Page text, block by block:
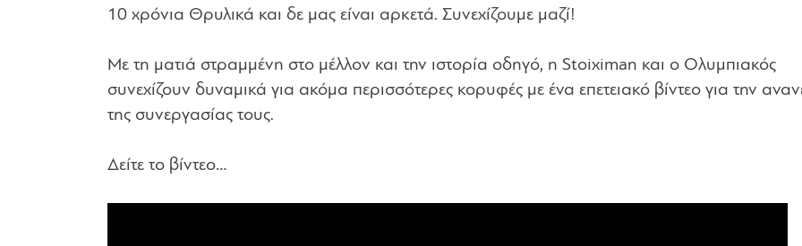
10 χρόνια Θρυλικά και δε μας είναι αρκετά. Συνεχίζουμε μαζί!
Με τη ματιά στραμμένη στο μέλλον και την ιστορία οδηγό, η Stoiximan και ο Ολυμπιακός
συνεχίζουν δυναμικά για ακόμα περισσότερες κορυφές με ένα επετειακό βίντεο για την
της συνεργασίας τους.
Δείτε το βίντεο…